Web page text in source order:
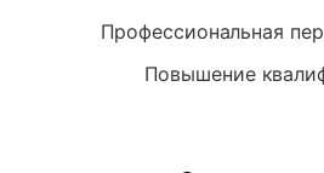
Профессиональная
Повышение